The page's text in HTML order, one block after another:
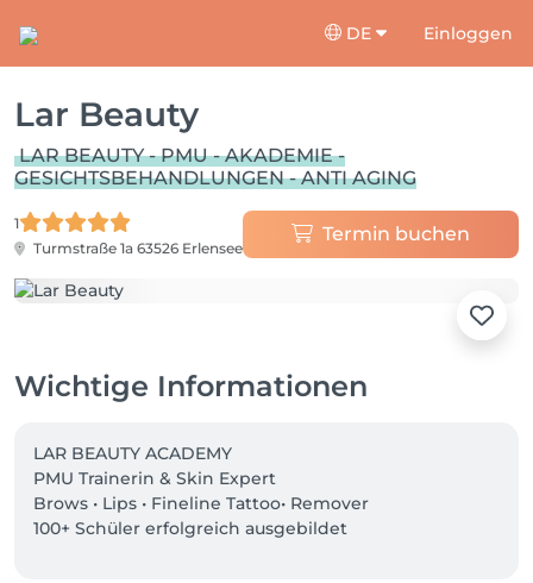
DE Einloggen
Lar Beauty
LAR BEAUTY - PMU - AKADEMIE -
GESICHTSBEHANDLUNGEN - ANTI AGING
1
Turmstraße 1a 63526 Erlensee
Termin buchen
Wichtige Informationen
LAR BEAUTY ACADEMY
PMU Trainerin & Skin Expert
Brows • Lips • Fineline Tattoo• Remover
100+ Schüler erfolgreich ausgebildet